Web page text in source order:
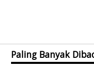
Paling Banyak